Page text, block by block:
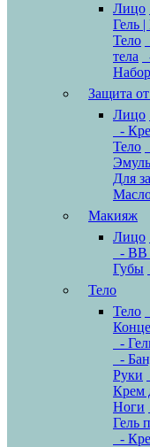
Лицо
Гель
Тело
тела
Защита
Лицо
-
Тело
Для
Макияж
Лицо
- BB
Губы
Тело
Тело
-
-
Руки
Крем
Ноги
Гель
-